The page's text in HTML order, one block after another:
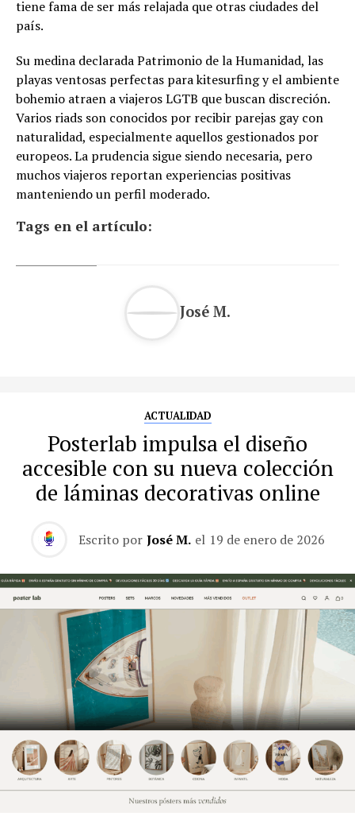
tiene fama de ser más relajada que otras ciudades del
país.
Su medina declarada Patrimonio de la Humanidad, las
playas ventosas perfectas para kitesurfing y el ambiente
bohemio atraen a viajeros LGTB que buscan discreción.
Varios riads son conocidos por recibir parejas gay con
naturalidad, especialmente aquellos gestionados por
europeos. La prudencia sigue siendo necesaria, pero
muchos viajeros reportan experiencias positivas
manteniendo un perfil moderado.
Tags en el artículo:
José M.
ACTUALIDAD
Posterlab impulsa el diseño
accesible con su nueva colección
de láminas decorativas online
Escrito por José M. el 19 de enero de 2026